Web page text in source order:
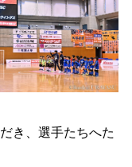
き、選手たちへた